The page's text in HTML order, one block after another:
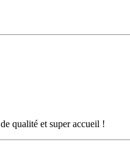
qualité et super accueil !